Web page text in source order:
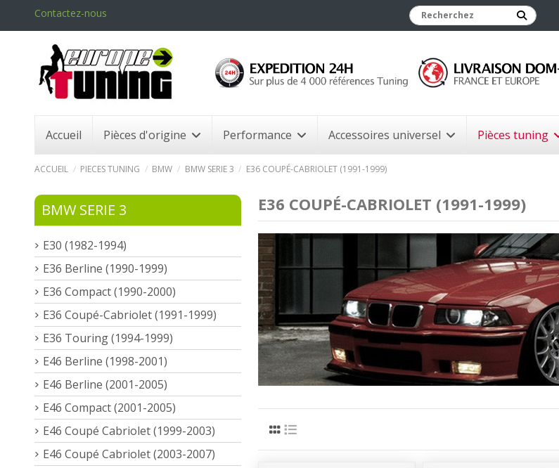
Contactez-nous
Accueil Pièces d'origine Performance Accessoires universel Pièces tuning
ACCUEIL PIECES TUNING BMW BMW SERIE 3 E36 COUPÉ-CABRIOLET (1991-1999)
E36 COUPÉ-CABRIOLET (1991-1999)
BMW SERIE 3
E30 (1982-1994)
E36 Berline (1990-1999)
E36 Compact (1990-2000)
E36 Coupé-Cabriolet (1991-1999)
E36 Touring (1994-1999)
E46 Berline (1998-2001)
E46 Berline (2001-2005)
E46 Compact (2001-2005)
E46 Coupé Cabriolet (1999-2003)
E46 Coupé Cabriolet (2003-2007)